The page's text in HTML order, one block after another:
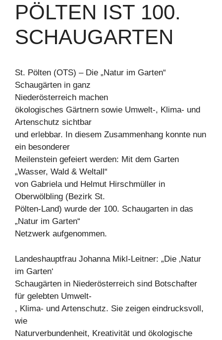
PÖLTEN IST 100.
SCHAUGARTEN
St. Pölten (OTS) – Die „Natur im Garten“
Schaugärten in ganz
Niederösterreich machen
ökologisches Gärtnern sowie Umwelt-, Klima- und
Artenschutz sichtbar
und erlebbar. In diesem Zusammenhang konnte nun
ein besonderer
Meilenstein gefeiert werden: Mit dem Garten
„Wasser, Wald & Weltall“
von Gabriela und Helmut Hirschmüller in
Oberwölbling (Bezirk St.
Pölten-Land) wurde der 100. Schaugarten in das
„Natur im Garten“
Netzwerk aufgenommen.
Landeshauptfrau Johanna Mikl-Leitner: „Die ‚Natur
im Garten‘
Schaugärten in Niederösterreich sind Botschafter
für gelebten Umwelt-
, Klima- und Artenschutz. Sie zeigen eindrucksvoll,
wie
Naturverbundenheit, Kreativität und ökologische